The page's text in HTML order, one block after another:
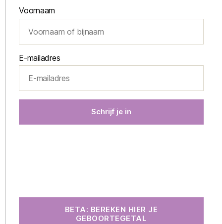
Voornaam
E-mailadres
BETA: BEREKEN HIER JE
GEBOORTEGETAL